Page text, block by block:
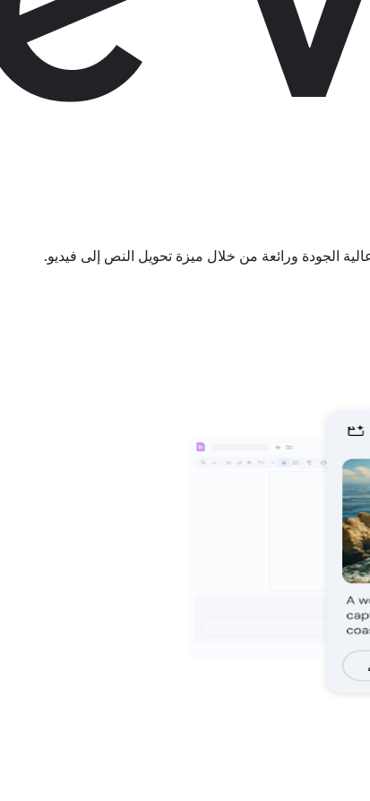
الجودة ورائعة من خلال ميزة تحويل النص إلى فيديو.